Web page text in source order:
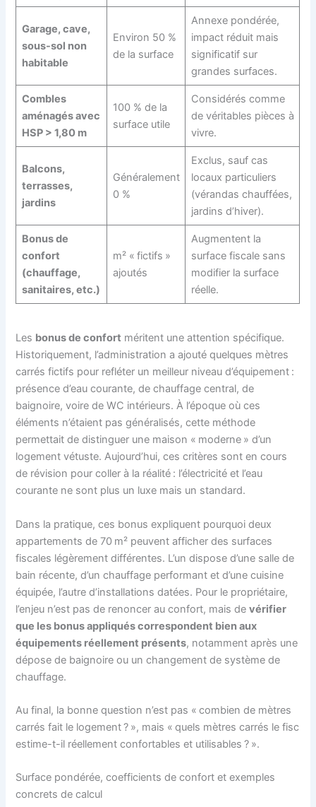
Garage, cave,
sous-sol non
habitable
Environ 50 %
de la surface
Annexe pondérée,
impact réduit mais
significatif sur
grandes surfaces.
Combles
aménagés avec
HSP > 1,80 m
100 % de la
surface utile
Considérés comme
de véritables pièces à
vivre.
Balcons,
terrasses,
jardins
Généralement
0 %
Exclus, sauf cas
locaux particuliers
(vérandas chauffées,
jardins d’hiver).
Bonus de
confort
(chauffage,
sanitaires, etc.)
m² « fictifs »
ajoutés
Augmentent la
surface fiscale sans
modifier la surface
réelle.
Les bonus de confort méritent une attention spécifique.
Historiquement, l’administration a ajouté quelques mètres
carrés fictifs pour refléter un meilleur niveau d’équipement :
présence d’eau courante, de chauffage central, de
baignoire, voire de WC intérieurs. À l’époque où ces
éléments n’étaient pas généralisés, cette méthode
permettait de distinguer une maison « moderne » d’un
logement vétuste. Aujourd’hui, ces critères sont en cours
de révision pour coller à la réalité : l’électricité et l’eau
courante ne sont plus un luxe mais un standard.
Dans la pratique, ces bonus expliquent pourquoi deux
appartements de 70 m² peuvent afficher des surfaces
fiscales légèrement différentes. L’un dispose d’une salle de
bain récente, d’un chauffage performant et d’une cuisine
équipée, l’autre d’installations datées. Pour le propriétaire,
l’enjeu n’est pas de renoncer au confort, mais devérifier
que les bonus appliqués correspondent bien aux
équipements réellement présents, notamment après une
dépose de baignoire ou un changement de système de
chauffage.
Au final, la bonne question n’est pas « combien de mètres
carrés fait le logement ? », mais « quels mètres carrés le fisc
estime-t-il réellement confortables et utilisables ? ».
Surface pondérée, coefficients de confort et exemples
concrets de calcul